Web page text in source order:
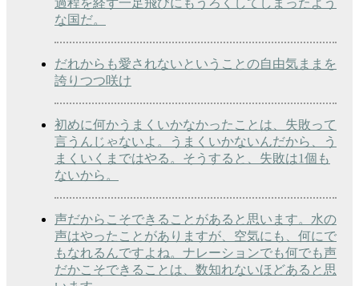
過程を経ず一足飛びにもうろくしてしまったよう
な国だ。
だれからも愛されないということの自由気ままを
誇りつつ咲け
初めに何かうまくいかなかったことは、失敗って
言うんじゃないよ。うまくいかないんだから、う
まくいくまではやる。そうすると、失敗は1個も
ないから。
声だからこそできることがあると思います。水の
声はやったことがありますが、空気にも、何にで
もなれるんですよね。ナレーションでも何でも声
だかこそできることは、数知れないほどあると思